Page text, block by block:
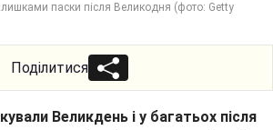
паски після Великодня (фото: Getty
Поділитися
Великдень і у багатьох після